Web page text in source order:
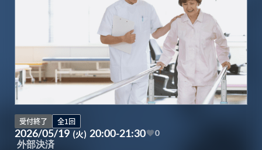
受付終了 全1回
2026/05/19 (火) 20:00-21:30 0
外部決済